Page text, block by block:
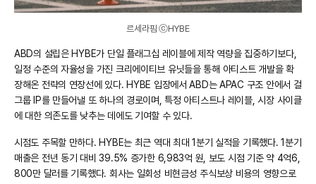
르세라핌 ⓒHYBE
ABD의 설립은 HYBE가 단일 플래그십 레이블에 제작 역량을 집중하기보다,
일정 수준의 자율성을 가진 크리에이티브 유닛들을 통해 아티스트 개발을 확
장해온 전략의 연장선에 있다. HYBE 입장에서 ABD는 APAC 구조 안에서 걸
그룹 IP를 만들어낼 또 하나의 경로이며, 특정 아티스트나 레이블, 시장 사이클
에 대한 의존도를 낮추는 데에도 기여할 수 있다.
시점도 주목할 만하다. HYBE는 최근 역대 최대 1분기 실적을 기록했다. 1분기
매출은 전년 동기 대비 39.5% 증가한 6,983억 원, 보도 시점 기준 약 4억6,
800만 달러를 기록했다. 회사는 일회성 비현금성 주식보상 비용의 영향으로